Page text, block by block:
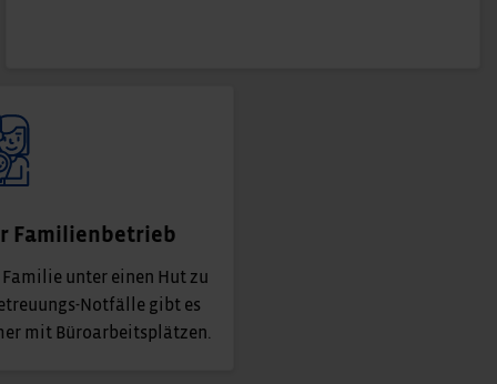
Familienbetrieb
unter einen Hut zu
Notfälle gibt es
mit Büroarbeitsplätzen.